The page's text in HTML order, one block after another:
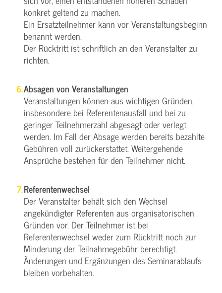
konkret geltend zu machen.
Ein Ersatzteilnehmer kann vor Veranstaltungsbeginn
benannt werden.
Der Rücktritt ist schriftlich an den Veranstalter zu
richten.
Absagen von Veranstaltungen
Veranstaltungen können aus wichtigen Gründen,
insbesondere bei Referentenausfall und bei zu
geringer Teilnehmerzahl abgesagt oder verlegt
werden. Im Fall der Absage werden bereits bezahlte
Gebühren voll zurückerstattet. Weitergehende
Ansprüche bestehen für den Teilnehmer nicht.
Referentenwechsel
Der Veranstalter behält sich den Wechsel
angekündigter Referenten aus organisatorischen
Gründen vor. Der Teilnehmer ist bei
Referentenwechsel weder zum Rücktritt noch zur
Minderung der Teilnahmegebühr berechtigt.
Änderungen und Ergänzungen des Seminarablaufs
bleiben vorbehalten.